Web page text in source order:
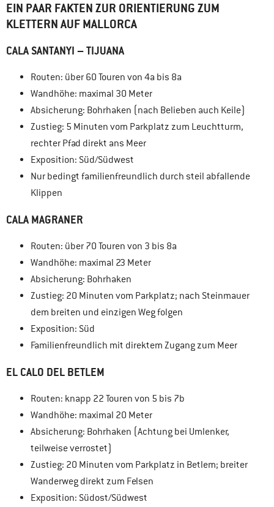
EIN PAAR FAKTEN ZUR ORIENTIERUNG ZUM
KLETTERN AUF MALLORCA
CALA SANTANYI – TIJUANA
Routen: über 60 Touren von 4a bis 8a
Wandhöhe: maximal 30 Meter
Absicherung: Bohrhaken (nach Belieben auch Keile)
Zustieg: 5 Minuten vom Parkplatz zum Leuchtturm,
rechter Pfad direkt ans Meer
Exposition: Süd/Südwest
Nur bedingt familienfreundlich durch steil abfallende
Klippen
CALA MAGRANER
Routen: über 70 Touren von 3 bis 8a
Wandhöhe: maximal 23 Meter
Absicherung: Bohrhaken
Zustieg: 20 Minuten vom Parkplatz; nach Steinmauer
dem breiten und einzigen Weg folgen
Exposition: Süd
Familienfreundlich mit direktem Zugang zum Meer
EL CALO DEL BETLEM
Routen: knapp 22 Touren von 5 bis 7b
Wandhöhe: maximal 20 Meter
Absicherung: Bohrhaken (Achtung bei Umlenker,
teilweise verrostet)
Zustieg: 20 Minuten vom Parkplatz in Betlem; breiter
Wanderweg direkt zum Felsen
Exposition: Südost/Südwest